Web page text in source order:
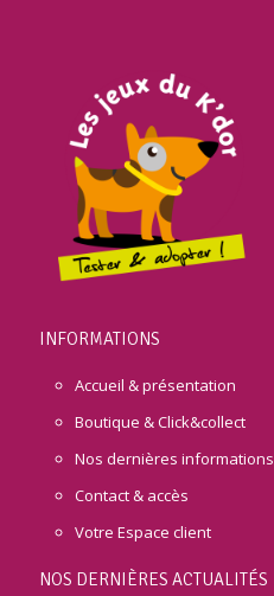
INFORMATIONS
Accueil & présentation
Boutique & Click&collect
Nos dernières informations
Contact & accès
Votre Espace client
NOS DERNIÈRES ACTUALITÉS